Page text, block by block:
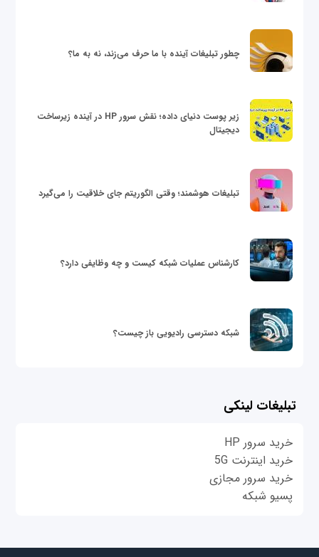
چطور تبلیغات آینده با ما حرف می‌زند، نه به ما؟
زیر پوست دنیای داده؛ نقش سرور HP در آینده زیرساخت
دیجیتال
تبلیغات هوشمند؛ وقتی الگوریتم جای خلاقیت را می‌گیرد
کارشناس عملیات شبکه کیست و چه وظایفی دارد؟
شبکه دسترسی رادیویی باز چیست؟
تبلیغات لینکی
خرید سرور HP
خرید اینترنت 5G
خرید سرور مجازی
پسیو شبکه